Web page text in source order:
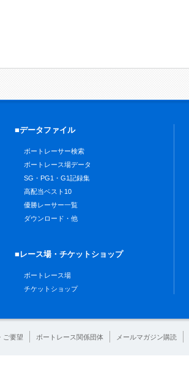
■データファイル
ボートレーサー検索
ボートレース場データ
SG・PG1・G1記録集
高配当ベスト10
優勝レーサー一覧
ダウンロード・他
■レース場・チケットショップ
ボートレース場
チケットショップ
ご要望 ボートレース関係団体 メールマガジン購読